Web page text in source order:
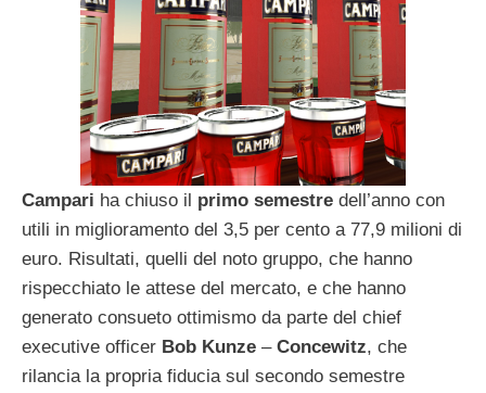
Campari ha chiuso il primo semestre dell’anno con
utili in miglioramento del 3,5 per cento a 77,9 milioni di
euro. Risultati, quelli del noto gruppo, che hanno
rispecchiato le attese del mercato, e che hanno
generato consueto ottimismo da parte del chief
executive officer Bob Kunze – Concewitz, che
rilancia la propria fiducia sul secondo semestre